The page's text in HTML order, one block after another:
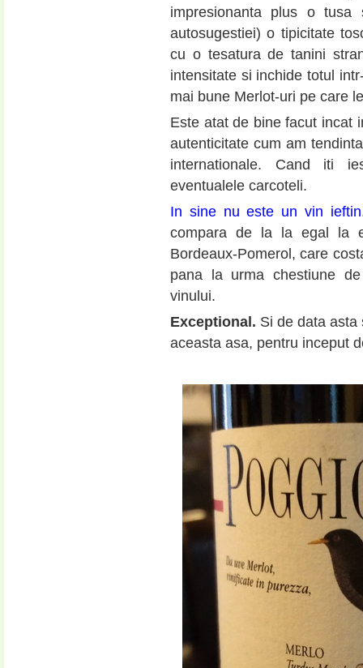
impresionanta plus o
autosugestiei) o tipicitate
cu o tesatura de tanini
intensitate si inchide totul
mai bune Merlot-uri pe care
Este atat de bine facut incat
autenticitate cum am
internationale. Cand iti
eventualele carcoteli.
In sine nu este un vin ieftin
compara de la la egal la
Bordeaux-Pomerol, care
pana la urma chestiune
vinului.
Exceptional. Si de data asta
aceasta asa, pentru inceput